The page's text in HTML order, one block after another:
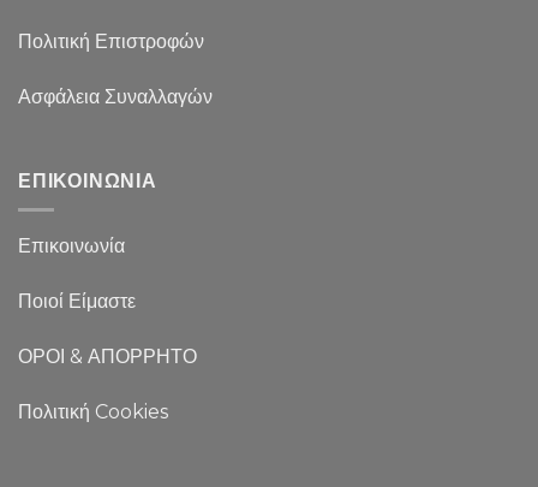
Πολιτική Επιστροφών
Ασφάλεια Συναλλαγών
ΕΠΙΚΟΙΝΩΝΙΑ
Επικοινωνία
Ποιοί Είμαστε
ΟΡΟΙ & ΑΠΟΡΡΗΤΟ
Πολιτική Cookies